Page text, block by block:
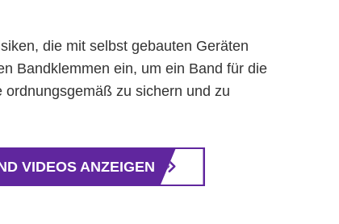
die mit selbst gebauten Geräten
Bandklemmen ein, um ein Band für die
zu sichern und zu
VIDEOS ANZEIGEN